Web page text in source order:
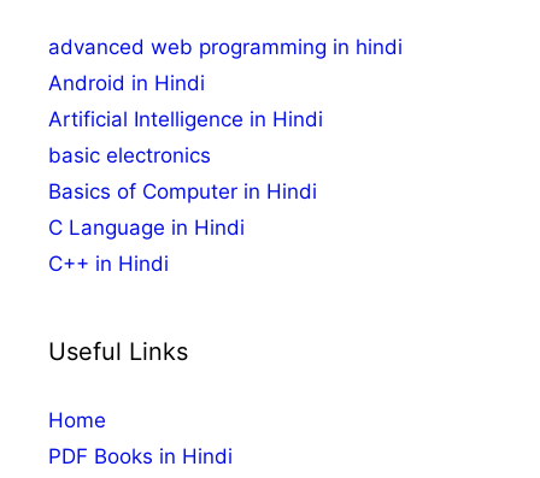
advanced web programming in hindi
Android in Hindi
Artificial Intelligence in Hindi
basic electronics
Basics of Computer in Hindi
C Language in Hindi
C++ in Hindi
Useful Links
Home
PDF Books in Hindi